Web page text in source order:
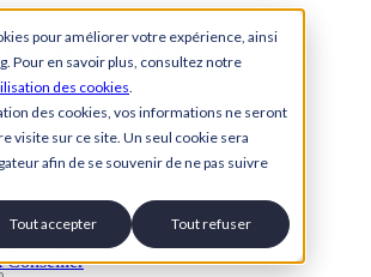
pour améliorer votre expérience, ainsi
Pour en savoir plus, consultez notre
des cookies.
des cookies, vos informations ne seront
visite sur ce site. Un seul cookie sera
afin de se souvenir de ne pas suivre
Tout accepter Tout refuser
Client IA
IA
vocal
Conseiller